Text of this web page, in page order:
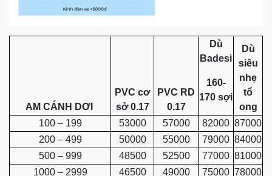
AM CÁNH DƠI
PVC cơ
sở 0.17
PVC RD
0.17
Dù
Badesi
160-
170 sợi
Dù
siêu
nhẹ
tổ
ong
100 – 199
53000 57000 82000 87000
200 – 499
50000 55000 79000 84000
500 – 999
48500 52500 77000 81000
1000 – 2999
46500 49000 75000 78000